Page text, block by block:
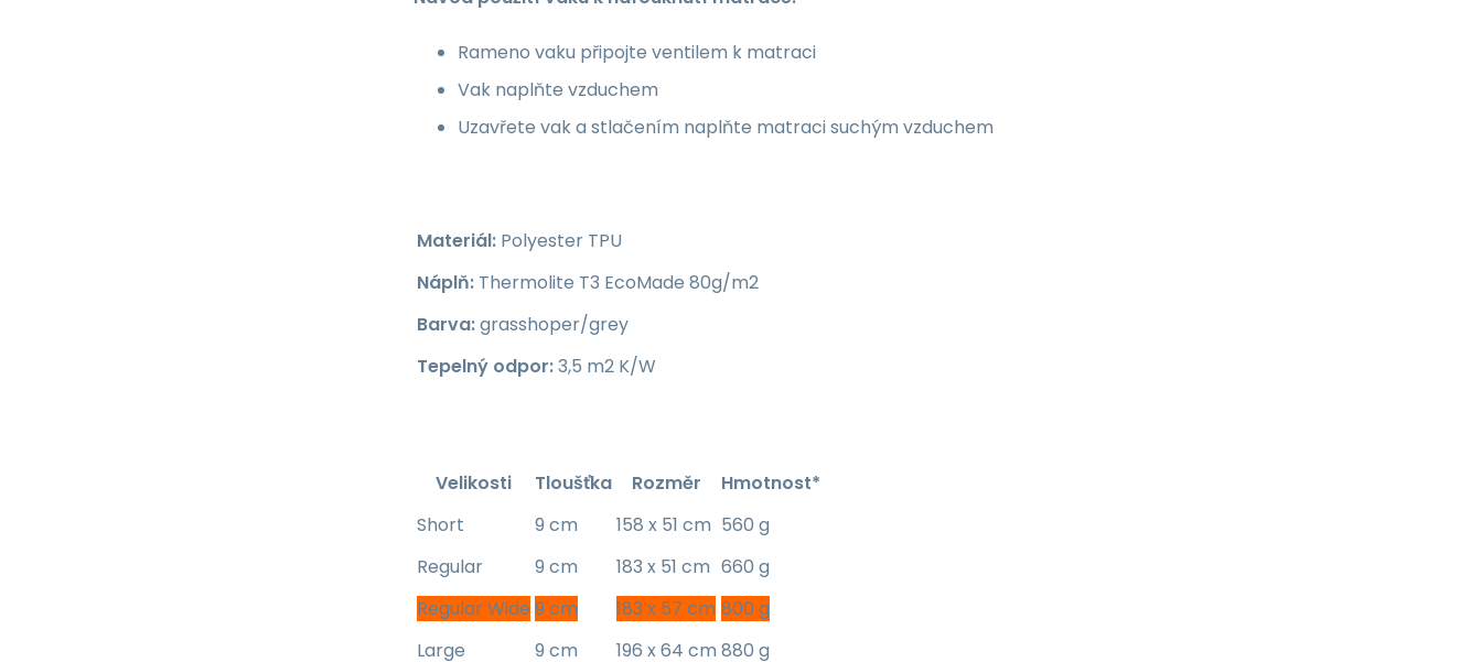
Rameno vaku připojte ventilem k matraci
Vak naplňte vzduchem
Uzavřete vak a stlačením naplňte matraci suchým vzduchem
Materiál: Polyester TPU
Náplň: Thermolite T3 EcoMade 80g/m2
Barva:grasshoper/grey
Tepelný odpor:3,5 m2 K/W
Velikosti Tloušťka Rozměr
Hmotnost*
Short
9 cm 158 x 51 cm 560 g
Regular
9 cm 183 x 51 cm 660 g
Regular Wide 9 cm 183 x 57 cm 800 g
Large
9 cm 196 x 64 cm 880 g